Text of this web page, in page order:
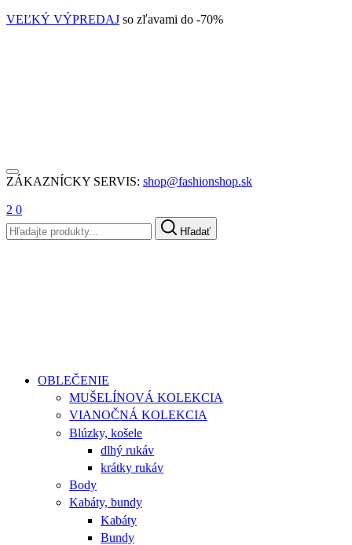
VEĽKÝ VÝPREDAJ so zľavami do -70%
ZÁKAZNÍCKY SERVIS: shop@fashionshop.sk
2 0
Hľadať
OBLEČENIE
MUŠELÍNOVÁ KOLEKCIA
VIANOČNÁ KOLEKCIA
Blúzky, košele
dlhý rukáv
krátky rukáv
Body
Kabáty, bundy
Kabáty
Bundy